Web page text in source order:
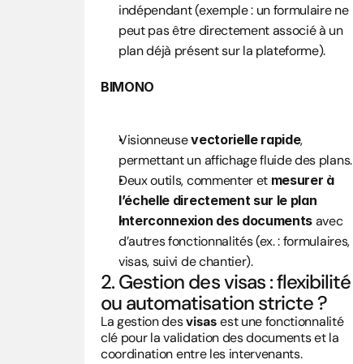
indépendant (exemple : un formulaire ne
peut pas être directement associé à un
plan déjà présent sur la plateforme).
BIMONO
Visionneuse vectorielle rapide,
permettant un affichage fluide des plans.
Deux outils, commenter et mesurer à
l’échelle directement sur le plan
Interconnexion des documents avec
d’autres fonctionnalités (ex. : formulaires,
visas, suivi de chantier).
2. Gestion des visas : flexibilité
ou automatisation stricte ?
La gestion des visas est une fonctionnalité
clé pour la validation des documents et la
coordination entre les intervenants.